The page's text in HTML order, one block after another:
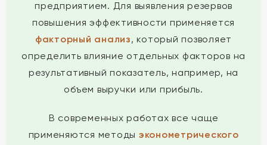
предприятием. Для выявления резервов
повышения эффективности применяется
факторный анализ, который позволяет
определить влияние отдельных факторов на
результативный показатель, например, на
объем выручки или прибыль.
В современных работах все чаще
применяются методы эконометрического